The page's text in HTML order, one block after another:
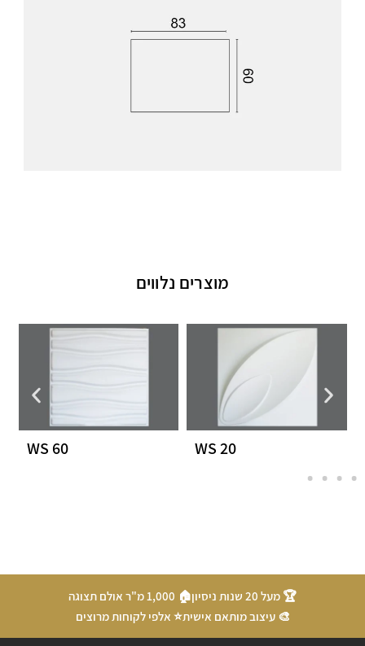
מוצרים נלווים
WS 20
WS 60
🏆 מעל 20 שנות ניסיון
🏠 1,000 מ"ר אולם תצוגה
🎨 עיצוב מותאם אישית⭐ אלפי לקוחות מרוצים